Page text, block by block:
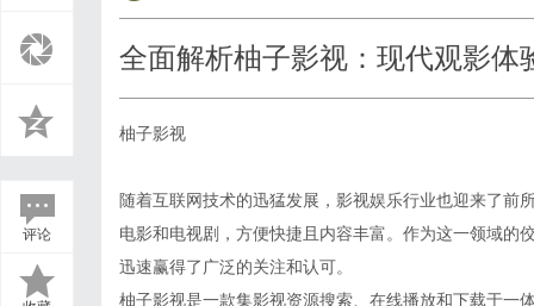
›
评论
全面解析柚子影视：现代观影体
柚子影视
随着互联网技术的迅猛发展，影视娱乐行业也迎来了前
电影和电视剧，方便快捷且内容丰富。作为这一领域的
迅速赢得了广泛的关注和认可。
柚子影视是一款集影视资源搜索、在线播放和下载于一